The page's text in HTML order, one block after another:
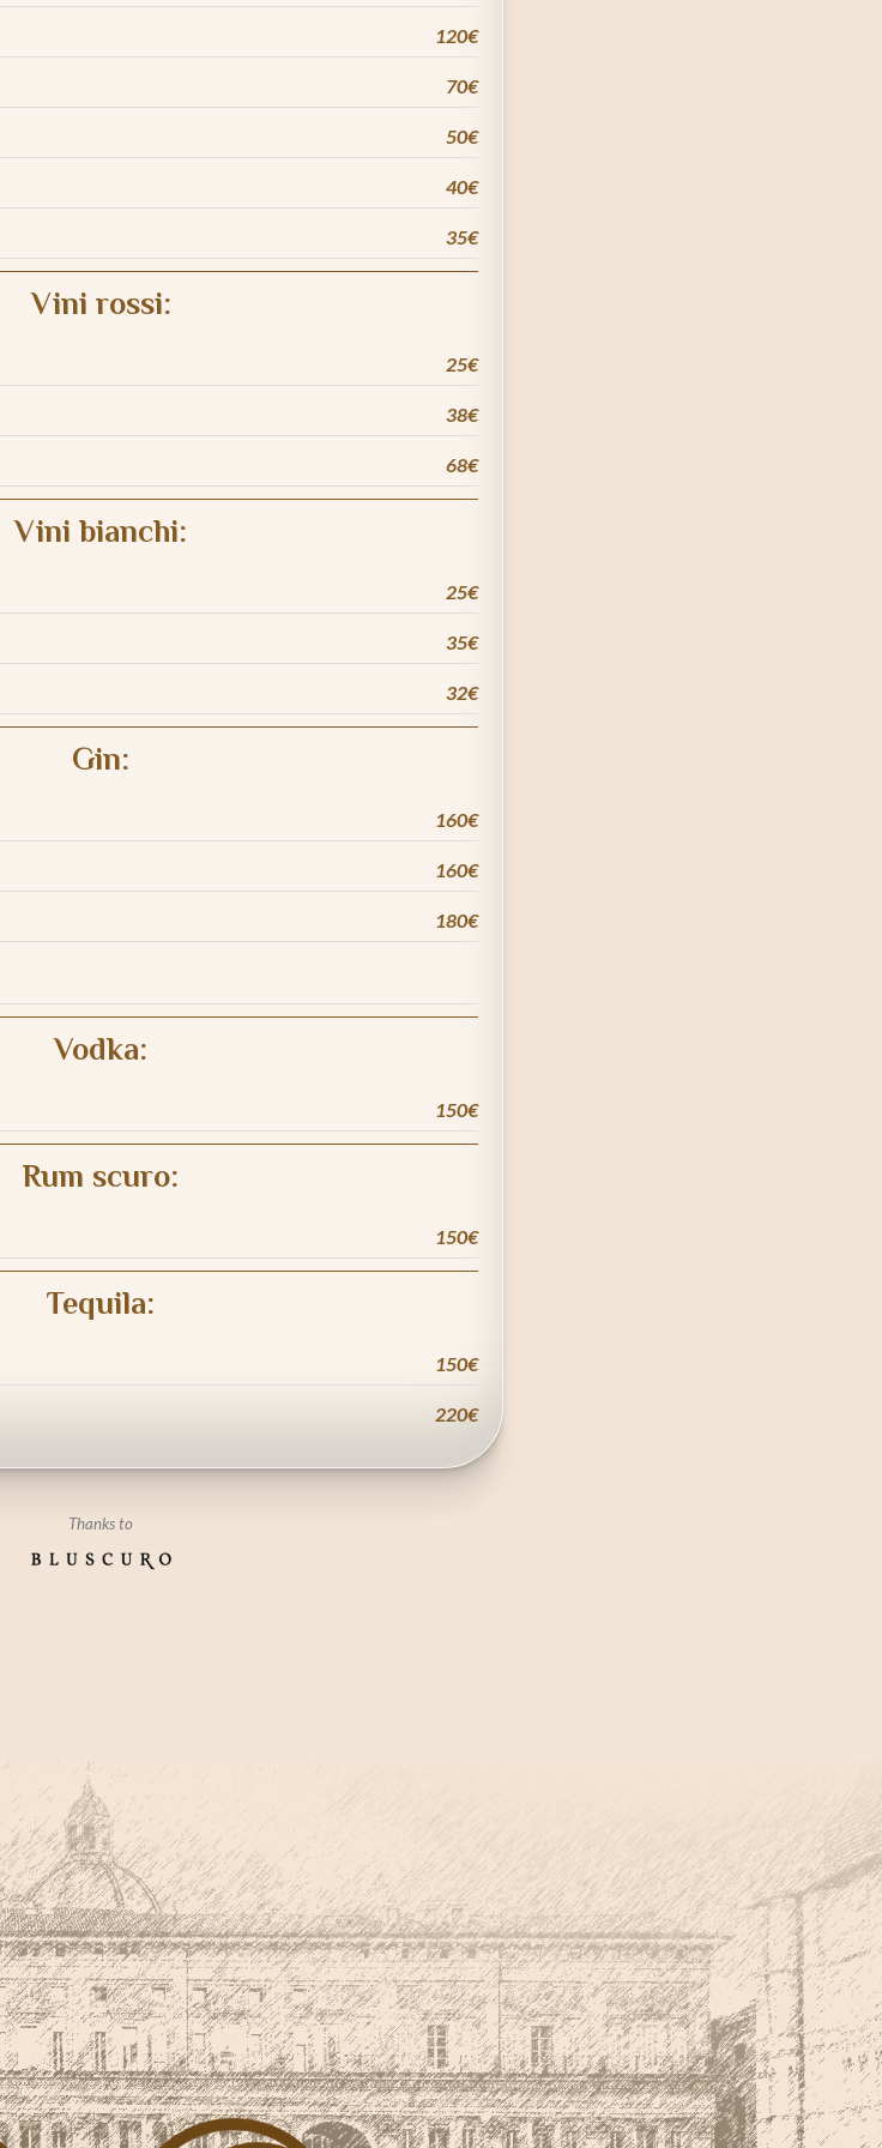
120€
70€
50€
40€
35€
Vini rossi:
25€
38€
68€
Vini bianchi:
25€
35€
32€
Gin:
160€
160€
180€
Vodka:
150€
Rum scuro:
150€
Tequila:
150€
220€
Thanks to